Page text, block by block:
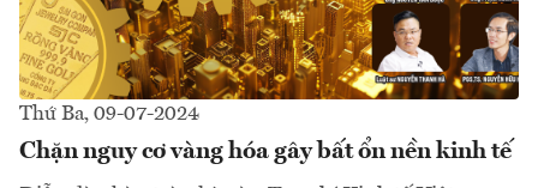
Thứ Ba, 09-07-2024
Chặn nguy cơ vàng hóa gây bất ổn nền kinh tế